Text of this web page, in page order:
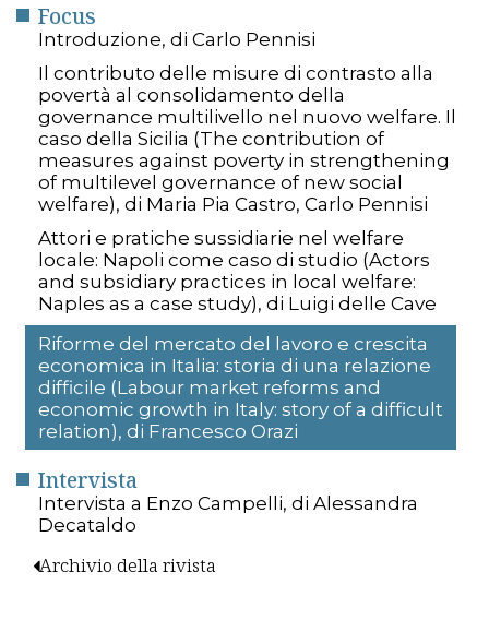
Focus
Introduzione, di Carlo Pennisi
Il contributo delle misure di contrasto alla
povertà al consolidamento della
governance multilivello nel nuovo welfare. Il
caso della Sicilia (The contribution of
measures against poverty in strengthening
of multilevel governance of new social
welfare), di Maria Pia Castro, Carlo Pennisi
Attori e pratiche sussidiarie nel welfare
locale: Napoli come caso di studio (Actors
and subsidiary practices in local welfare:
Naples as a case study), di Luigi delle Cave
Riforme del mercato del lavoro e crescita
economica in Italia: storia di una relazione
difficile (Labour market reforms and
economic growth in Italy: story of a difficult
relation), di Francesco Orazi
Intervista
Intervista a Enzo Campelli, di Alessandra
Decataldo
Archivio della rivista